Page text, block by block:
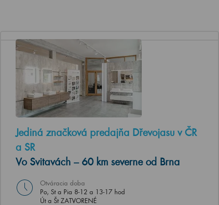
Jediná značková predajňa Dřevojasu v ČR
a SR
Vo Svitavách – 60 km severne od Brna
Otváracia doba
Po, St a Pia 8-12 a 13-17 hod
Út a Št ZATVORENÉ